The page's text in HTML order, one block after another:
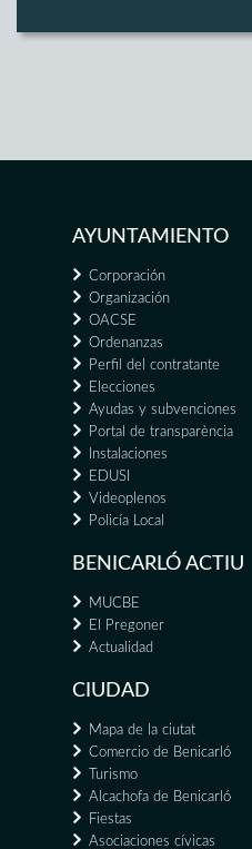
AYUNTAMIENTO
Corporación
Organización
OACSE
Ordenanzas
Perfil del contratante
Elecciones
Ayudas y subvenciones
Portal de transparència
Instalaciones
EDUSI
Videoplenos
Policía Local
BENICARLÓ ACTIU
MUCBE
El Pregoner
Actualidad
CIUDAD
Mapa de la ciutat
Comercio de Benicarló
Turismo
Alcachofa de Benicarló
Fiestas
Asociaciones cívicas